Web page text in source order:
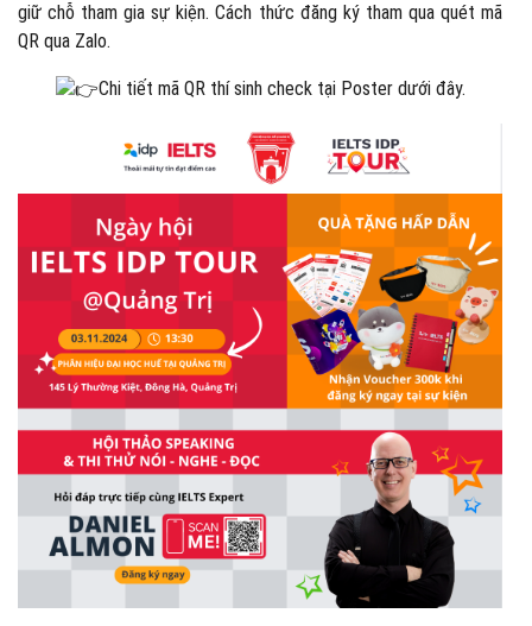
giữ chỗ tham gia sự kiện. Cách thức đăng ký tham qua quét mã
QR qua Zalo.
Chi tiết mã QR thí sinh check tại Poster dưới đây.